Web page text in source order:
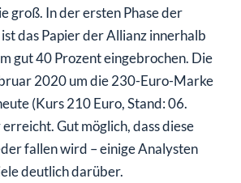
groß. In der ersten Phase der
das Papier der Allianz innerhalb
gut 40 Prozent eingebrochen. Die
2020 um die 230-Euro-Marke
(Kurs 210 Euro, Stand: 06.
Gut möglich, dass diese
fallen wird – einige Analysten
deutlich darüber.